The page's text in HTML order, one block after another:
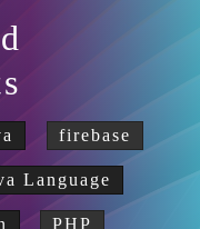
firebase
Language
PHP